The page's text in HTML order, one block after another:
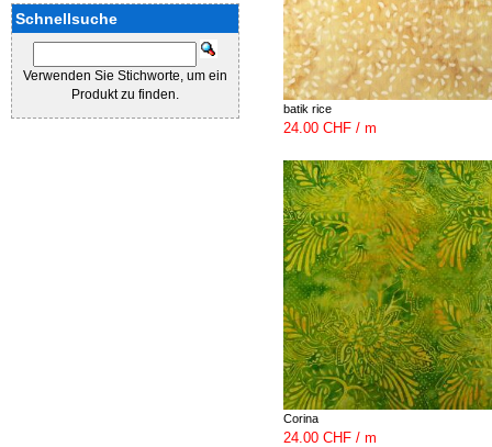
Schnellsuche
Verwenden Sie Stichworte, um ein
Produkt zu finden.
batik rice
24.00 CHF / m
Corina
24.00 CHF / m